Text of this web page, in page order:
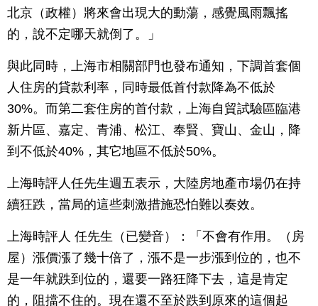
北京（政權）將來會出現大的動蕩，感覺風雨飄搖
的，說不定哪天就倒了。」
與此同時，上海市相關部門也發布通知，下調首套個
人住房的貸款利率，同時最低首付款降為不低於
30%。而第二套住房的首付款，上海自貿試驗區臨港
新片區、嘉定、青浦、松江、奉賢、寶山、金山，降
到不低於40%，其它地區不低於50%。
上海時評人任先生週五表示，大陸房地產市場仍在持
續狂跌，當局的這些刺激措施恐怕難以奏效。
上海時評人 任先生（已變音）：「不會有作用。（房
屋）漲價漲了幾十倍了，漲不是一步漲到位的，也不
是一年就跌到位的，還要一路狂降下去，這是肯定
的，阻擋不住的。現在還不至於跌到原來的這個起